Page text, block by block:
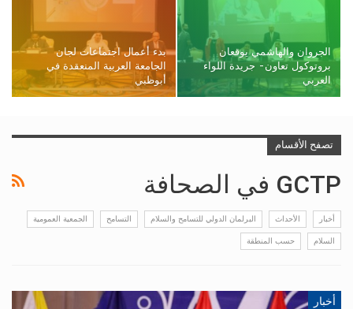
الجروان والهاشمي يوقعان
بروتوكول تعاون- جريدة اللواء
العربي
بدء أعمال اجتماعات لجان
الجامعة العربية المنعقدة في
أبوظبي
تصفح الأقسام
GCTP في الصحافة
أخبار الأحداث البرلمان الدولي للتسامح والسلام‎ التسامح الجمعية العمومية
السلام حسب المنطقة
أخبار